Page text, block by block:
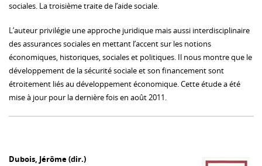
sociales. La troisième traite de l’aide sociale.
L’auteur privilégie une approche juridique mais aussi interdisciplinaire
des assurances sociales en mettant l’accent sur les notions
économiques, historiques, sociales et politiques. Il nous montre que le
développement de la sécurité sociale et son financement sont
étroitement liés au développement économique. Cette étude a été
mise à jour pour la dernière fois en août 2011.
Dubois, Jérôme (dir.)